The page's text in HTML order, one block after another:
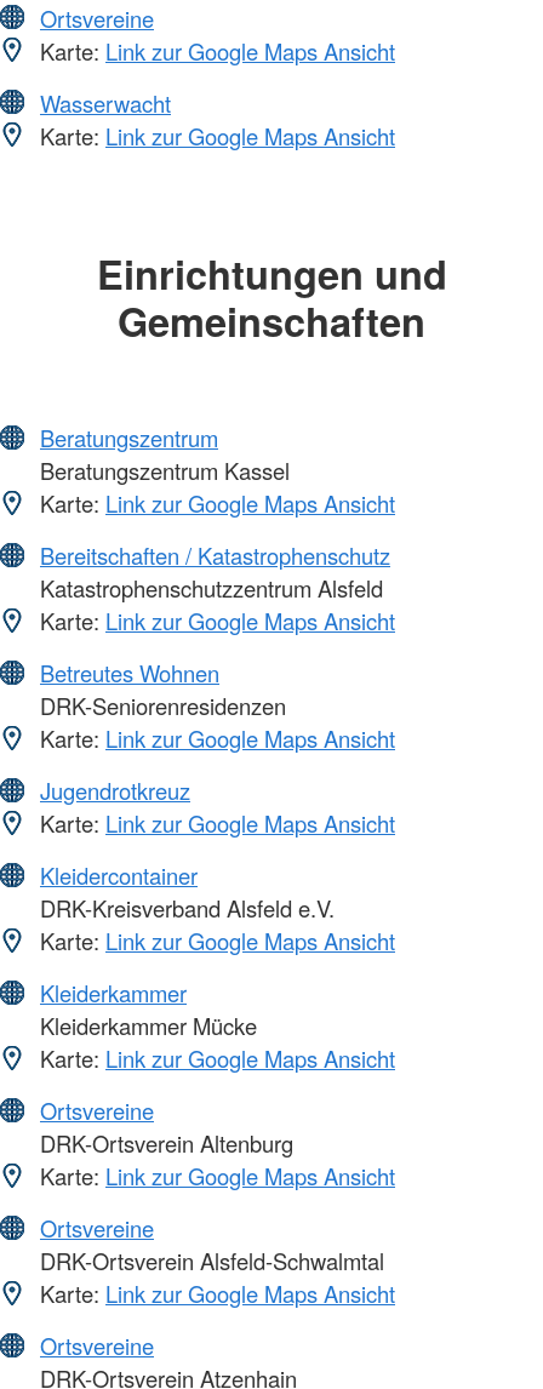
Ortsvereine
Karte: Link zur Google Maps Ansicht
Wasserwacht
Karte: Link zur Google Maps Ansicht
Einrichtungen und
Gemeinschaften
Beratungszentrum
Beratungszentrum Kassel
Karte: Link zur Google Maps Ansicht
Bereitschaften / Katastrophenschutz
Katastrophenschutzzentrum Alsfeld
Karte: Link zur Google Maps Ansicht
Betreutes Wohnen
DRK-Seniorenresidenzen
Karte: Link zur Google Maps Ansicht
Jugendrotkreuz
Karte: Link zur Google Maps Ansicht
Kleidercontainer
DRK-Kreisverband Alsfeld e.V.
Karte: Link zur Google Maps Ansicht
Kleiderkammer
Kleiderkammer Mücke
Karte: Link zur Google Maps Ansicht
Ortsvereine
DRK-Ortsverein Altenburg
Karte: Link zur Google Maps Ansicht
Ortsvereine
DRK-Ortsverein Alsfeld-Schwalmtal
Karte: Link zur Google Maps Ansicht
Ortsvereine
DRK-Ortsverein Atzenhain